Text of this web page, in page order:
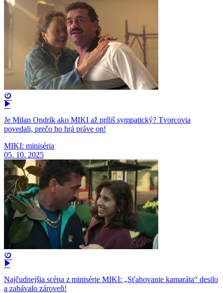
Je Milan Ondrík ako MIKI až príliš sympatický? Tvorcovia
povedali, prečo ho hrá práve on!
MIKI: miniséria
05. 10. 2025
Najčudnejšia scéna z minisérie MIKI: „Sťahovanie kamaráta“ desilo
a zabávalo zároveň!